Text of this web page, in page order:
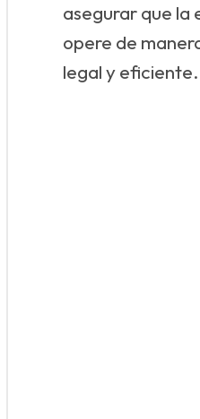
asegurar que la
opere de
legal y eficiente.